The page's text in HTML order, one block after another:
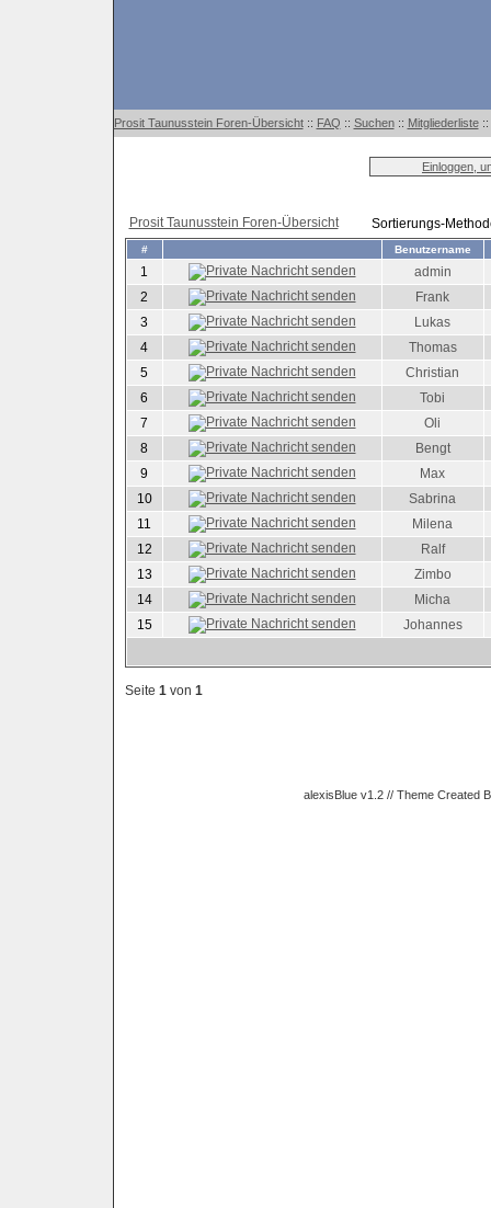
Prosit Taunusstein Foren-Übersicht:: FAQ :: Suchen:: Mitgliederliste::
Einloggen,
Prosit Taunusstein Foren-Übersicht Sortierungs-
# Benutzername
1
admin
2
Frank
3
Lukas
4
Thomas
5
Christian
6
Tobi
7
Oli
8
Bengt
9
Max
10
Sabrina
11
Milena
12
Ralf
13
Zimbo
14
Micha
15
Johannes
Seite 1von 1
alexisBlue v1.2 // Theme Created